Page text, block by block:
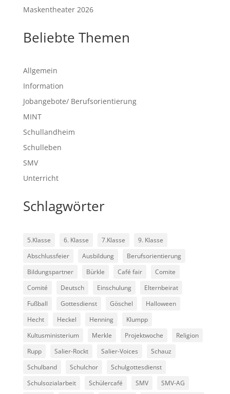
Maskentheater 2026
Beliebte Themen
Allgemein
Information
Jobangebote/ Berufsorientierung
MINT
Schullandheim
Schulleben
SMV
Unterricht
Schlagwörter
5.Klasse 6. Klasse 7.Klasse
9. Klasse
Abschlussfeier
Ausbildung
Berufsorientierung
Bildungspartner
Bürkle Café fair
Comite
Comité
Deutsch Einschulung
Elternbeirat
Fußball
Gottesdienst Göschel
Halloween
Hecht
Heckel Henning
Klumpp
Kultusministerium
Merkle Projektwoche
Religion
Rupp
Salier-Rockt Salier-Voices
Schauz
Schulband
Schulchor
Schulgottesdienst
Schulsozialarbeit
Schülercafé SMV
SMV-AG